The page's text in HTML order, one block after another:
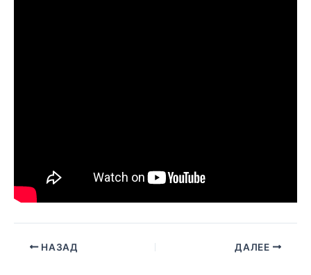
НАЗАД ДАЛЕЕ